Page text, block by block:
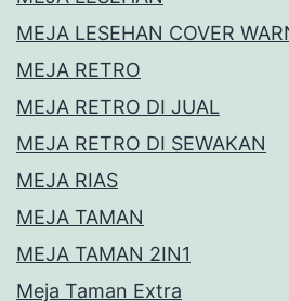
MEJA LESEHAN COVER
MEJA RETRO
MEJA RETRO DI JUAL
MEJA RETRO DI SEWAKAN
MEJA RIAS
MEJA TAMAN
MEJA TAMAN 2IN1
Meja Taman Extra